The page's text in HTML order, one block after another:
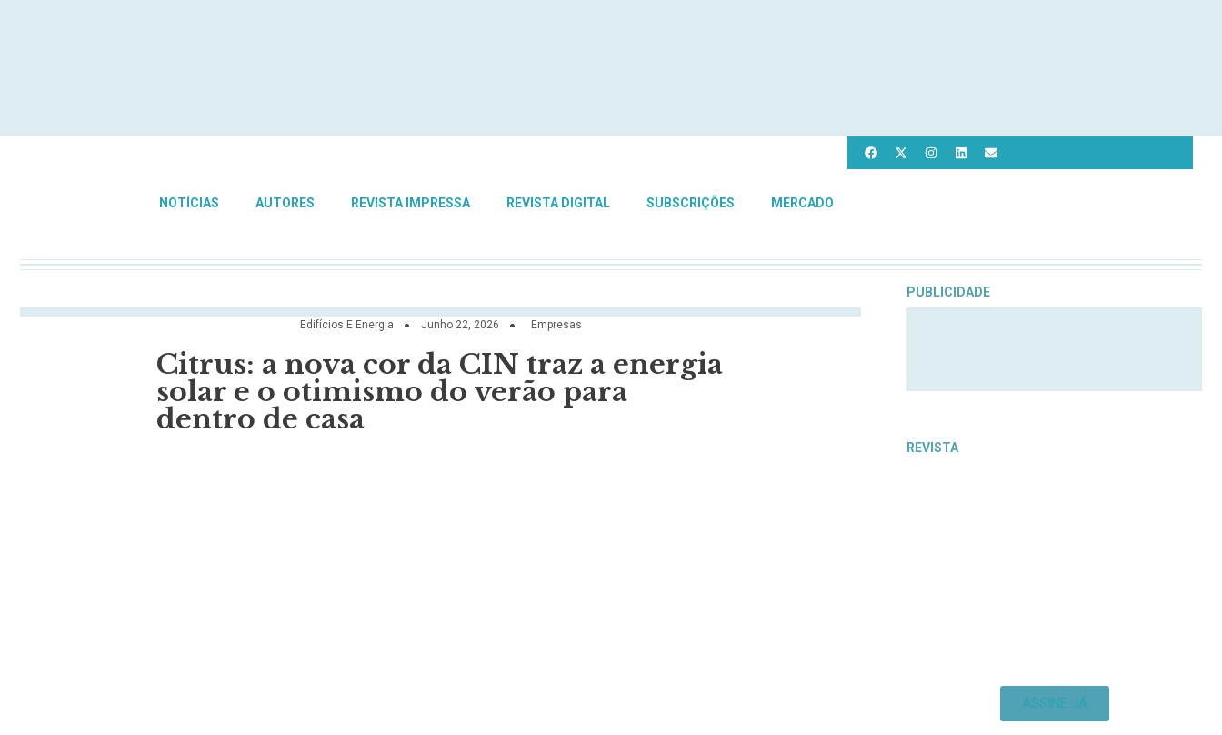
NOTÍCIAS AUTORES REVISTA IMPRESSA REVISTA DIGITAL SUBSCRIÇÕES MERCADO
Edifícios E Energia Junho 22, 2026 Empresas
Citrus: a nova cor da CIN traz a energia
solar e o otimismo do verão para
dentro de casa
PUBLICIDADE
REVISTA
ASSINE JÁ